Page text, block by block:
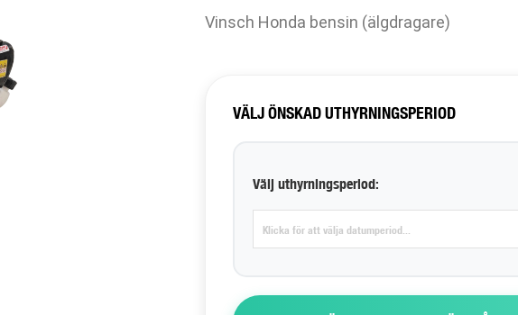
Vinsch Honda bensin (älgdragare)
VÄLJ ÖNSKAD UTHYRNINGSPERIOD
Välj uthyrningsperiod: